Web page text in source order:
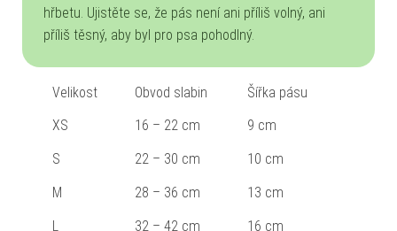
hřbetu. Ujistěte se, že pás není ani příliš volný, ani
příliš těsný, aby byl pro psa pohodlný.
Velikost Obvod slabin
Šířka pásu
XS
16 – 22 cm
9 cm
S
22 – 30 cm
10 cm
M
28 – 36 cm
13 cm
L
32 – 42 cm
16 cm